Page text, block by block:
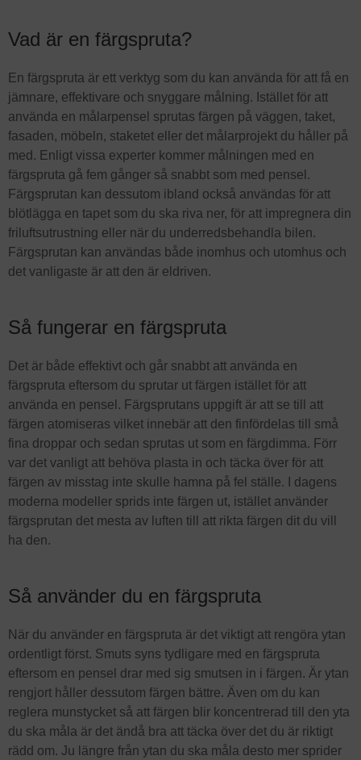
Vad är en färgspruta?
En färgspruta är ett verktyg som du kan använda för att få en
jämnare, effektivare och snyggare målning. Istället för att
använda en målarpensel sprutas färgen på väggen, taket,
fasaden, möbeln, staketet eller det målarprojekt du håller på
med. Enligt vissa experter kommer målningen med en
färgspruta gå fem gånger så snabbt som med pensel.
Färgsprutan kan dessutom ibland också användas för att
blötlägga en tapet som du ska riva ner, för att impregnera din
friluftsutrustning eller när du underredsbehandla bilen.
Färgsprutan kan användas både inomhus och utomhus och
det vanligaste är att den är eldriven.
Så fungerar en färgspruta
Det är både effektivt och går snabbt att använda en
färgspruta eftersom du sprutar ut färgen istället för att
använda en pensel. Färgsprutans uppgift är att se till att
färgen atomiseras vilket innebär att den finfördelas till små
fina droppar och sedan sprutas ut som en färgdimma. Förr
var det vanligt att behöva plasta in och täcka över för att
färgen av misstag inte skulle hamna på fel ställe. I dagens
moderna modeller sprids inte färgen ut, istället använder
färgsprutan det mesta av luften till att rikta färgen dit du vill
ha den.
Så använder du en färgspruta
När du använder en färgspruta är det viktigt att rengöra ytan
ordentligt först. Smuts syns tydligare med en färgspruta
eftersom en pensel drar med sig smutsen in i färgen. Är ytan
rengjort håller dessutom färgen bättre. Även om du kan
reglera munstycket så att färgen blir koncentrerad till den yta
du ska måla är det ändå bra att täcka över det du är riktigt
rädd om. Ju längre från ytan du ska måla desto mer sprider